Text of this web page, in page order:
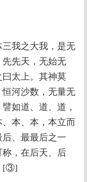
我之大我，是无
先天，无始无
太上。其神莫
河沙数，无量无
如道、道、道，
本、本，本立而
、最最后之一
，在后天、后
[③]